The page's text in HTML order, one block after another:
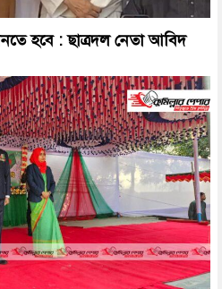
হবে : ছাত্রদল নেতা আবিদ